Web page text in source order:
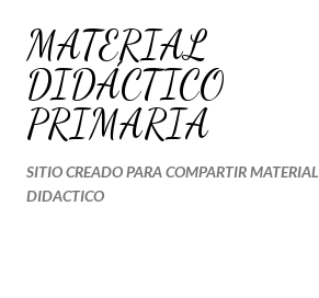
Ir al contenido principal
MATERIAL
DIDÁCTICO
PRIMARIA
SITIO CREADO PARA COMPARTIR MATERIAL
DIDACTICO